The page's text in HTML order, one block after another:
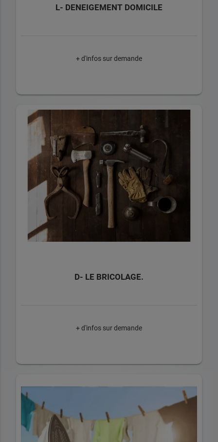
L- DENEIGEMENT DOMICILE
+ d'infos sur demande
D- LE BRICOLAGE.
+ d'infos sur demande